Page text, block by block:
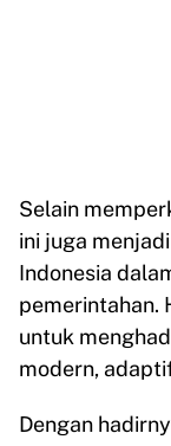
Selain
ini juga
Indonesia
pemerintahan.
untuk
modern,
Dengan